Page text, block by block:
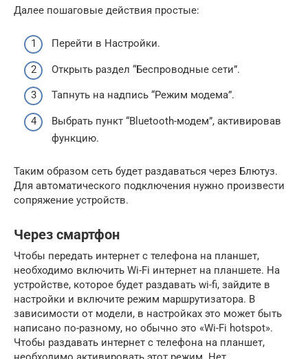
Далее пошаговые действия простые:
Перейти в Настройки.
Открыть раздел “Беспроводные сети”.
Тапнуть на надпись “Режим модема”.
Выбрать пункт “Bluetooth-модем”, активировав
функцию.
Таким образом сеть будет раздаваться через Блютуз.
Для автоматического подключения нужно произвести
сопряжение устройств.
Через смартфон
Чтобы передать интернет с телефона на планшет,
необходимо включить Wi-Fi интернет на планшете. На
устройстве, которое будет раздавать wi-fi, зайдите в
настройки и включите режим маршрутизатора. В
зависимости от модели, в настройках это может быть
написано по-разному, но обычно это «Wi-Fi hotspot».
Чтобы раздавать интернет с телефона на планшет,